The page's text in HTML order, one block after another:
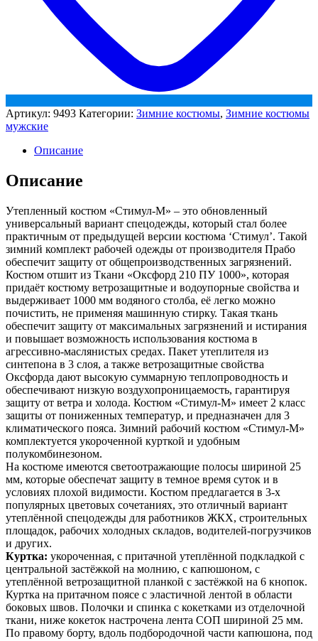
Артикул: 9493 Категории: Зимние костюмы, Зимние костюмы
мужские
Описание
Описание
Утепленный костюм «Стимул-М» – это обновленный
универсальный вариант спецодежды, который стал более
практичным от предыдущей версии костюма ‘Стимул’. Такой
зимний комплект рабочей одежды от производителя Прабо
обеспечит защиту от общепроизводственных загрязнений.
Костюм отшит из Ткани «Оксфорд 210 ПУ 1000», которая
придаёт костюму ветрозащитные и водоупорные свойства и
выдерживает 1000 мм водяного столба, её легко можно
почистить, не применяя машинную стирку. Такая ткань
обеспечит защиту от максимальных загрязнений и истирания
и повышает возможность использования костюма в
агрессивно-маслянистых средах. Пакет утеплителя из
синтепона в 3 слоя, а также ветрозащитные свойства
Оксфорда дают высокую суммарную теплопроводность и
обеспечивают низкую воздухопроницаемость, гарантируя
защиту от ветра и холода. Костюм «Стимул-М» имеет 2 класс
защиты от пониженных температур, и предназначен для 3
климатического пояса. Зимний рабочий костюм «Стимул-М»
комплектуется укороченной курткой и удобным
полукомбинезоном.
На костюме имеются светоотражающие полосы шириной 25
мм, которые обеспечат защиту в темное время суток и в
условиях плохой видимости. Костюм предлагается в 3-х
популярных цветовых сочетаниях, это отличный вариант
утеплённой спецодежды для работников ЖКХ, строительных
площадок, рабочих холодных складов, водителей-погрузчиков
и других.
Куртка: укороченная, с притачной утеплённой подкладкой с
центральной застёжкой на молнию, с капюшоном, с
утеплённой ветрозащитной планкой с застёжкой на 6 кнопок.
Куртка на притачном поясе с эластичной лентой в области
боковых швов. Полочки и спинка с кокетками из отделочной
ткани, ниже кокеток настрочена лента СОП шириной 25 мм.
По правому борту, вдоль подбородочной части капюшона, под